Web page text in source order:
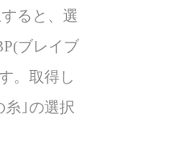
ると、選
ブレイブ
。取得し
糸｣の選択